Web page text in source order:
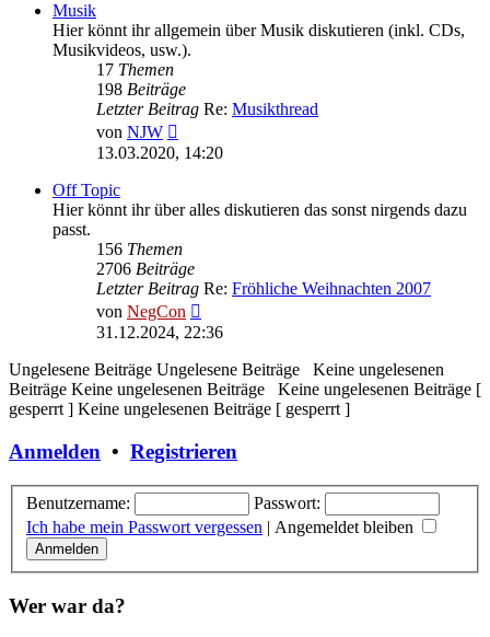
Musik
Hier könnt ihr allgemein über Musik diskutieren (inkl. CDs,
Musikvideos, usw.).
17 Themen
198 Beiträge
Letzter Beitrag Re: Musikthread
von NJW
Beitrag
13.03.2020, 14:20
Off Topic
Hier könnt ihr über alles diskutieren das sonst nirgends dazu
passt.
156 Themen
2706 Beiträge
Letzter Beitrag Re: Fröhliche Weihnachten 2007
von NegCon
Beitrag
31.12.2024, 22:36
Ungelesene Beiträge Ungelesene Beiträge Keine ungelesenen
Beiträge Keine ungelesenen Beiträge Keine ungelesenen Beiträge [
gesperrt ] Keine ungelesenen Beiträge [ gesperrt ]
Anmelden • Registrieren
Benutzername:
Passwort:
Ich habe mein Passwort vergessen | Angemeldet bleiben
Wer war da?